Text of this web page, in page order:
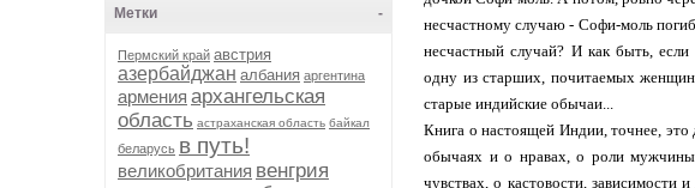
-
Метки
Пермский край австрия
азербайджан албания аргентина
армения архангельская
область астраханская область байкал
беларусь в путь!
великобритания венгрия
несчастному случаю - Софи-моль
несчастный случай? И как быть,
одну из старших, почитаемых
старые индийские обычаи...
Книга о настоящей Индии, точнее,
обычаях и о нравах, о роли
чувствах, о кастовости,